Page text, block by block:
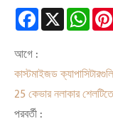
Facebook
আগে :
কাস্টমাইজড
25 কেভার নলাকার
পরবর্তী :